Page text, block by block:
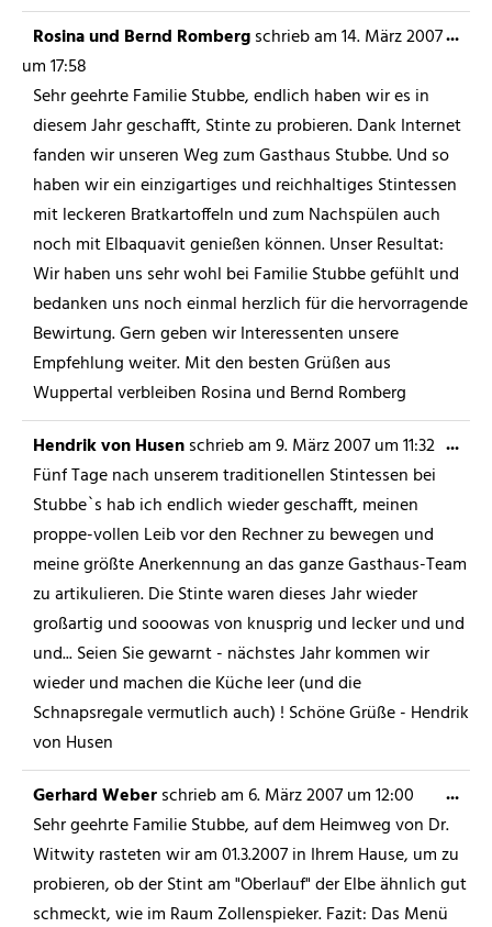
Rosina und Bernd Rombergschrieb am14. März 2007
um17:58
Sehr geehrte Familie Stubbe, endlich haben wir es in
diesem Jahr geschafft, Stinte zu probieren. Dank Internet
fanden wir unseren Weg zum Gasthaus Stubbe. Und so
haben wir ein einzigartiges und reichhaltiges Stintessen
mit leckeren Bratkartoffeln und zum Nachspülen auch
noch mit Elbaquavit genießen können. Unser Resultat:
Wir haben uns sehr wohl bei Familie Stubbe gefühlt und
bedanken uns noch einmal herzlich für die hervorragende
Bewirtung. Gern geben wir Interessenten unsere
Empfehlung weiter. Mit den besten Grüßen aus
Wuppertal verbleiben Rosina und Bernd Romberg
...
Hendrik von Husenschrieb am9. März 2007um11:32
Fünf Tage nach unserem traditionellen Stintessen bei
Stubbe`s hab ich endlich wieder geschafft, meinen
proppe-vollen Leib vor den Rechner zu bewegen und
meine größte Anerkennung an das ganze Gasthaus-Team
zu artikulieren. Die Stinte waren dieses Jahr wieder
großartig und sooowas von knusprig und lecker und und
und... Seien Sie gewarnt - nächstes Jahr kommen wir
wieder und machen die Küche leer (und die
Schnapsregale vermutlich auch) ! Schöne Grüße - Hendrik
von Husen
...
Gerhard Weberschrieb am6. März 2007um12:00
Sehr geehrte Familie Stubbe, auf dem Heimweg von Dr.
Witwity rasteten wir am 01.3.2007 in Ihrem Hause, um zu
probieren, ob der Stint am "Oberlauf" der Elbe ähnlich gut
schmeckt, wie im Raum Zollenspieker. Fazit: Das Menü
...